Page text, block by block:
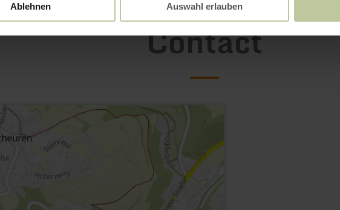
Ablehnen Auswahl erlauben
Contact